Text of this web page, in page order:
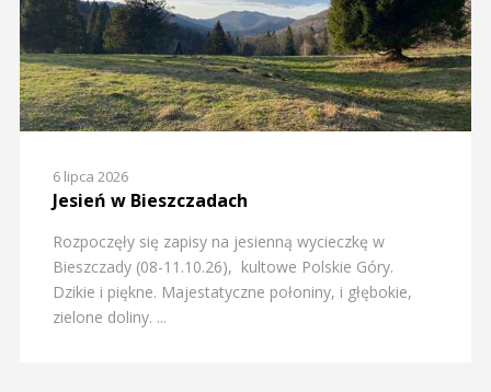
6 lipca 2026
Jesień w Bieszczadach
Rozpoczęły się zapisy na jesienną wycieczkę w
Bieszczady (08-11.10.26), kultowe Polskie Góry.
Dzikie i piękne. Majestatyczne połoniny, i głębokie,
zielone doliny. ...